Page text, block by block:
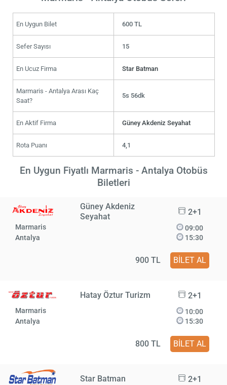
En Uygun Bilet 600 TL
Sefer Sayısı 15
En Ucuz Firma Star Batman
Marmaris - Antalya Arası Kaç
Saat?
5s 56dk
En Aktif Firma Güney Akdeniz Seyahat
Rota Puanı 4,1
En Uygun Fiyatlı Marmaris - Antalya Otobüs
Biletleri
Güney Akdeniz
Seyahat
2+1
Marmaris
Antalya
09:00
15:30
900 TL BİLET AL
Hatay Öztur Turizm 2+1
Marmaris
Antalya
10:00
15:30
800 TL BİLET AL
Star Batman 2+1